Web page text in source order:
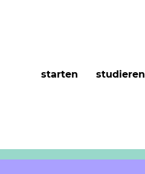
starten studieren